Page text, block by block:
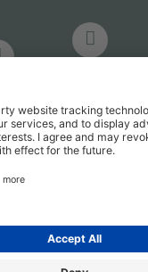
Hogrefe
Verlag